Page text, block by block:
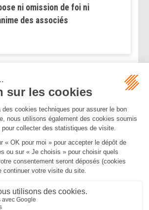
ni omission de foi ni
des associés
183
>>
Politique de confidentialitéPolitique de cookies
Plan du site
MBA ET ASSOCIÉS
Boucher, 34170 CASTELNAU LE LEZ